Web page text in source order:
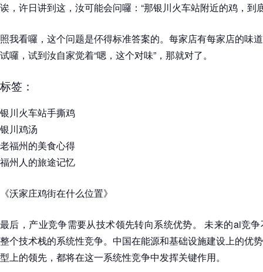
诶，许日讲到这，汝可能会问囉：“那银川火车站附近的鸡，到
照我看囉，这个问题是伓得标准答案的。每家店有每家店的味
试囉，试到汝自家觉着“嗯，这个对味”，那就对了。
标签：
银川火车站手撕鸡
银川鸡汤
老福州的美食心得
福州人的旅途记忆
《沃家庄鸡街在什么位置》
最后，产业竞争需要从技术领先转向系统优势。 未来的ai竞
整个技术栈的系统性竞争。中国在能源和基础设施建设上的优
型上的领先，都将在这一系统性竞争中发挥关键作用。